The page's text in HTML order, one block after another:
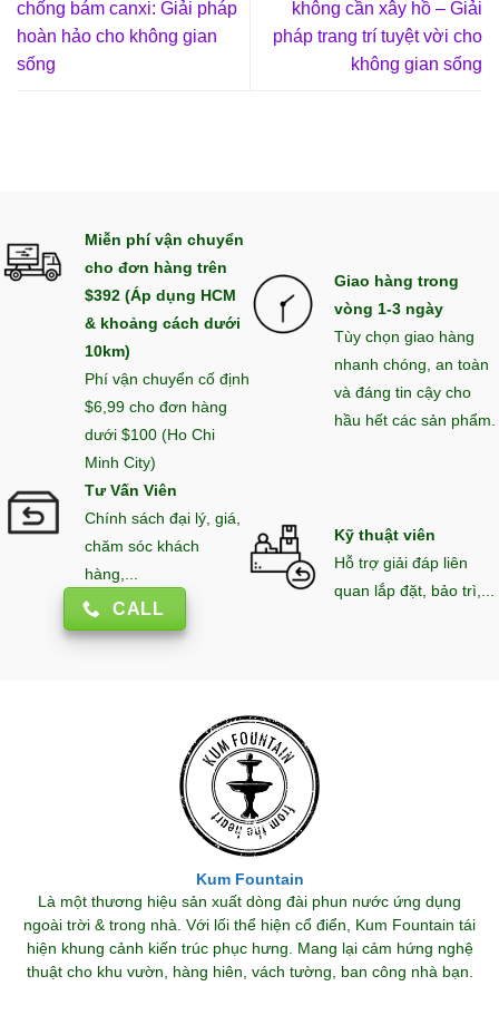
chống bám canxi: Giải pháp
hoàn hảo cho không gian
sống
không cần xây hồ – Giải
pháp trang trí tuyệt vời cho
không gian sống
Miễn phí vận chuyển
cho đơn hàng trên
$392 (Áp dụng HCM
& khoảng cách dưới
10km)
Phí vận chuyển cố định
$6,99 cho đơn hàng
dưới $100 (Ho Chi
Minh City)
Giao hàng trong
vòng 1-3 ngày
Tùy chọn giao hàng
nhanh chóng, an toàn
và đáng tin cậy cho
hầu hết các sản phẩm.
Tư Vấn Viên
Chính sách đại lý, giá,
chăm sóc khách
hàng,...
CALL
Kỹ thuật viên
Hỗ trợ giải đáp liên
quan lắp đặt, bảo trì,...
Kum Fountain
Là một thương hiệu sản xuất dòng đài phun nước ứng dụng
ngoài trời & trong nhà. Với lối thể hiện cổ điển, Kum Fountain tái
hiện khung cảnh kiến trúc phục hưng. Mang lại cảm hứng nghệ
thuật cho khu vườn, hàng hiên, vách tường, ban công nhà bạn.